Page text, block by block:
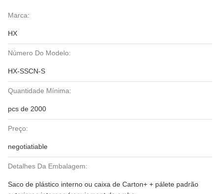
Marca:
HX
Número Do Modelo:
HX-SSCN-S
Quantidade Mínima:
pcs de 2000
Preço:
negotiatiable
Detalhes Da Embalagem:
Saco de plástico interno ou caixa de Carton+ + pálete padrão